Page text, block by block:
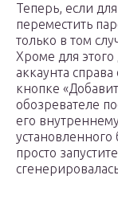
Теперь, если
переместить
только в том
Хроме для этого
аккаунта
кнопке
обозревателе
его
установленного
просто